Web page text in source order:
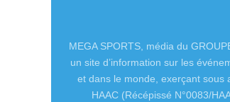
MEGA SPORTS, média du
un site d’information sur les
et dans le monde, exerçant sous
HAAC (Récépissé N°0083/